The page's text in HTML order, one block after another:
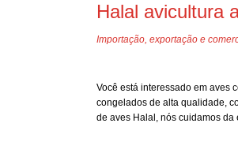
Halal avicultura
Importação, exportação e
Você está interessado em aves
congelados de alta qualidade,
de aves Halal, nós cuidamos